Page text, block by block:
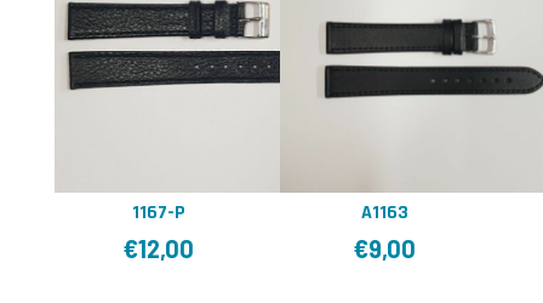
1167-P
€12,00
A1163
€9,00